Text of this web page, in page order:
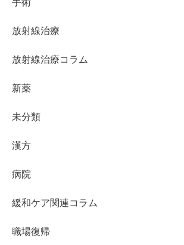
手術
放射線治療
放射線治療コラム
新薬
未分類
漢方
病院
緩和ケア関連コラム
職場復帰